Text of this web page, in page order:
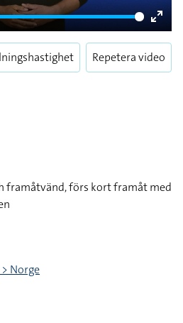
Enter
Repetera video
framåtvänd, förs kort framåt med
Norge